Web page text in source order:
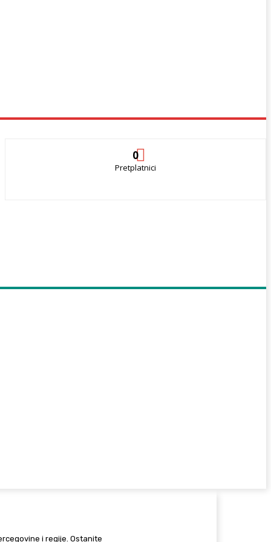
0
Pretplatnici
i regije. Ostanite